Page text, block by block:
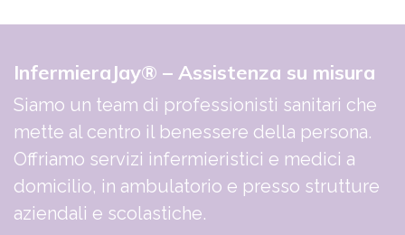
InfermieraJay® – Assistenza su misura
Siamo un team di professionisti sanitari che
mette al centro il benessere della persona.
Offriamo servizi infermieristici e medici a
domicilio, in ambulatorio e presso strutture
aziendali e scolastiche.